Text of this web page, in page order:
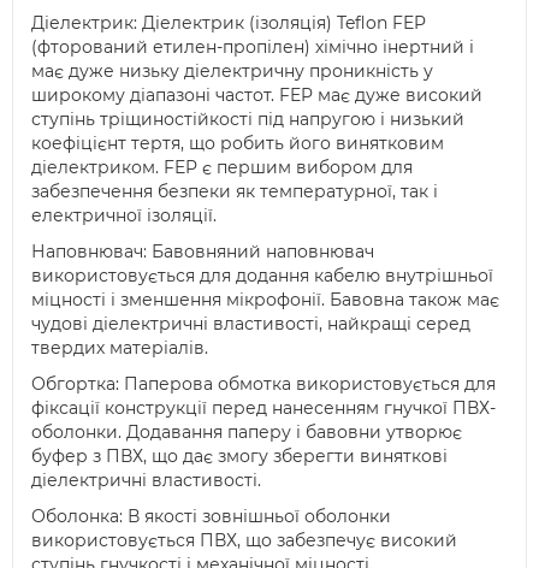
Діелектрик: Діелектрик (ізоляція) Teflon FEP
(фторований етилен-пропілен) хімічно інертний і
має дуже низьку діелектричну проникність у
широкому діапазоні частот. FEP має дуже високий
ступінь тріщиностійкості під напругою і низький
коефіцієнт тертя, що робить його винятковим
діелектриком. FEP є першим вибором для
забезпечення безпеки як температурної, так і
електричної ізоляції.
Наповнювач: Бавовняний наповнювач
використовується для додання кабелю внутрішньої
міцності і зменшення мікрофонії. Бавовна також має
чудові діелектричні властивості, найкращі серед
твердих матеріалів.
Обгортка: Паперова обмотка використовується для
фіксації конструкції перед нанесенням гнучкої ПВХ-
оболонки. Додавання паперу і бавовни утворює
буфер з ПВХ, що дає змогу зберегти виняткові
діелектричні властивості.
Оболонка: В якості зовнішньої оболонки
використовується ПВХ, що забезпечує високий